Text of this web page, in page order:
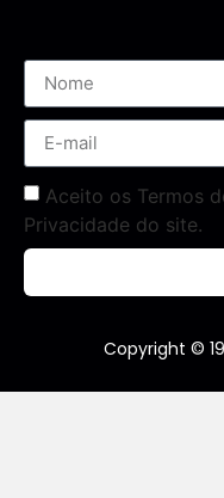
Aceito os Termos
Privacidade do site.
Copyright ©